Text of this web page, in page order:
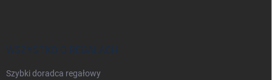
WSZYSTKO O REGAŁACH
Szybki doradca regałowy